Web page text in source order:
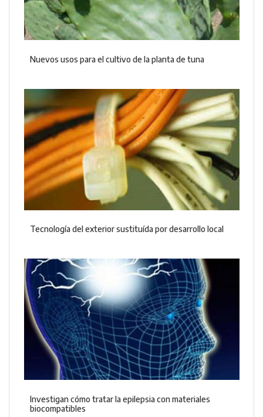
Nuevos usos para el cultivo de la planta de tuna
Tecnología del exterior sustituída por desarrollo local
Investigan cómo tratar la epilepsia con materiales
biocompatibles